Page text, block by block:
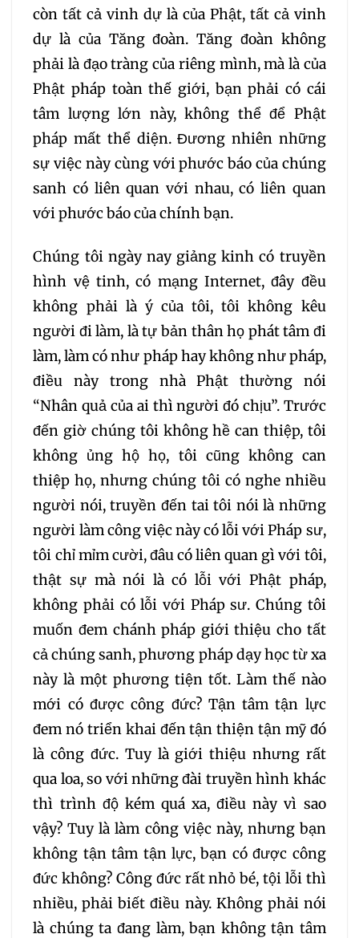
còn tất cả vinh dự là của Phật, tất cả vinh
dự là của Tăng đoàn. Tăng đoàn không
phải là đạo tràng của riêng mình, mà là của
Phật pháp toàn thế giới, bạn phải có cái
tâm lượng lớn này, không thể để Phật
pháp mất thể diện. Đương nhiên những
sự việc này cùng với phước báo của chúng
sanh có liên quan với nhau, có liên quan
với phước báo của chính bạn.
Chúng tôi ngày nay giảng kinh có truyền
hình vệ tinh, có mạng Internet, đây đều
không phải là ý của tôi, tôi không kêu
người đi làm, là tự bản thân họ phát tâm đi
làm, làm có như pháp hay không như pháp,
điều này trong nhà Phật thường nói
“Nhân quả của ai thì người đó chịu”. Trước
đến giờ chúng tôi không hề can thiệp, tôi
không ủng hộ họ, tôi cũng không can
thiệp họ, nhưng chúng tôi có nghe nhiều
người nói, truyền đến tai tôi nói là những
người làm công việc này có lỗi với Pháp sư,
tôi chỉ mỉm cười, đâu có liên quan gì với tôi,
thật sự mà nói là có lỗi với Phật pháp,
không phải có lỗi với Pháp sư. Chúng tôi
muốn đem chánh pháp giới thiệu cho tất
cả chúng sanh, phương pháp dạy học từ xa
này là một phương tiện tốt. Làm thế nào
mới có được công đức? Tận tâm tận lực
đem nó triển khai đến tận thiện tận mỹ đó
là công đức. Tuy là giới thiệu nhưng rất
qua loa, so với những đài truyền hình khác
thì trình độ kém quá xa, điều này vì sao
vậy? Tuy là làm công việc này, nhưng bạn
không tận tâm tận lực, bạn có được công
đức không? Công đức rất nhỏ bé, tội lỗi thì
nhiều, phải biết điều này. Không phải nói
là chúng ta đang làm, bạn không tận tâm